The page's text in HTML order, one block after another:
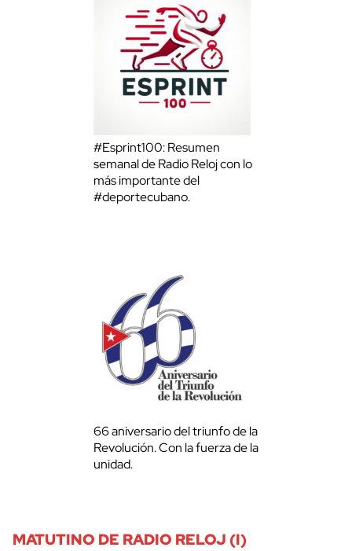
#Esprint100: Resumen
semanal de Radio Reloj con lo
más importante del
#deportecubano.
66 aniversario del triunfo de la
Revolución. Con la fuerza de la
unidad.
MATUTINO DE RADIO RELOJ (I)